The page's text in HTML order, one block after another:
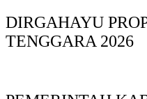
DIRGAHAYU
TENGGARA 2026